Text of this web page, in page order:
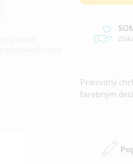
Priesvitný
farebným